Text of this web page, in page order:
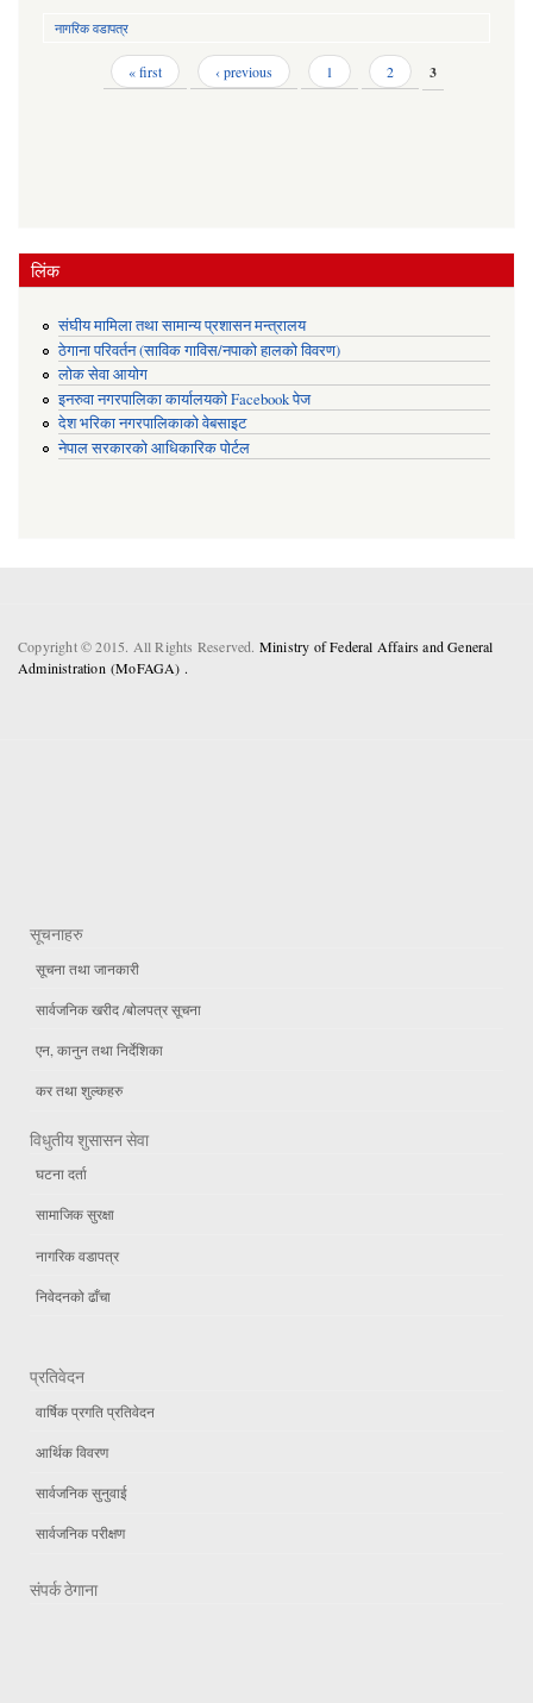
नागरिक वडापत्र
« first ‹ previous 1 2 3
लिंक
संघीय मामिला तथा सामान्य प्रशासन मन्त्रालय
ठेगाना परिवर्तन (साविक गाविस/नपाको हालको विवरण)
लोक सेवा आयोग
इनरुवा नगरपालिका कार्यालयको Facebook पेज
देश भरिका नगरपालिकाको वेबसाइट
नेपाल सरकारको आधिकारिक पोर्टल
Copyright © 2015. All Rights Reserved. Ministry of Federal Affairs and General
Administration (MoFAGA) .
सूचनाहरु
सूचना तथा जानकारी
सार्वजनिक खरीद /बोलपत्र सूचना
एन, कानुन तथा निर्देशिका
कर तथा शुल्कहरु
विधुतीय शुसासन सेवा
घटना दर्ता
सामाजिक सुरक्षा
नागरिक वडापत्र
निवेदनको ढाँचा
प्रतिवेदन
वार्षिक प्रगति प्रतिवेदन
आर्थिक विवरण
सार्वजनिक सुनुवाई
सार्वजनिक परीक्षण
संपर्क ठेगाना